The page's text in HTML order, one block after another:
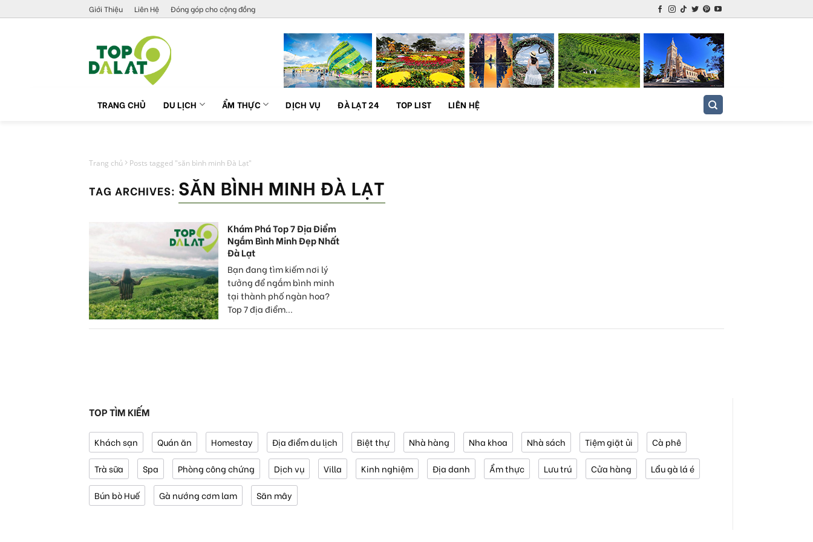
to
Giới Thiệu Liên Hệ Đóng góp cho cộng đồng
TRANG CHỦ DU LỊCH ẨM THỰC DỊCH VỤ ĐÀ LẠT 24 TOP LIST LIÊN HỆ
Trang chủ Posts tagged "săn bình minh Đà Lạt"
TAG ARCHIVES: SĂN BÌNH MINH ĐÀ LẠT
Khám Phá Top 7 Địa Điểm
Ngắm Bình Minh Đẹp Nhất
Đà Lạt
Bạn đang tìm kiếm nơi lý
tưởng để ngắm bình minh
tại thành phố ngàn hoa?
Top 7 địa điểm...
TOP TÌM KIẾM
Khách sạn Quán ăn Homestay Địa điểm du lịch Biệt thự Nhà hàng Nha khoa Nhà sách Tiệm giặt ủi Cà phê
Trà sữa Spa Phòng công chứng Dịch vụ Villa Kinh nghiệm Địa danh Ẩm thực Lưu trú Cửa hàng Lẩu gà lá é
Bún bò Huế Gà nướng cơm lam Săn mây